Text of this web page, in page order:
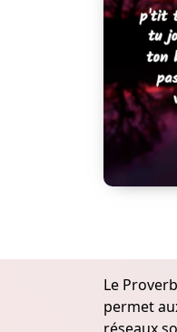
Le
permet